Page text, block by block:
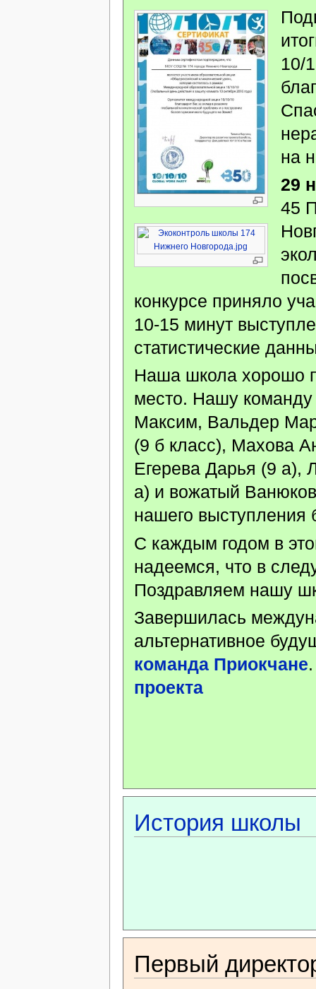
10/
на
29
45
конкурсе приняло
10-15 минут
статистические
Наша школа хорошо
место. Нашу
Максим, Вальдер
(9 б класс), Махова
Егерева Дарья (9 а),
а) и вожатый
нашего выступления
С каждым годом в
надеемся, что в
Поздравляем нашу
Завершилась
альтернативное
команда Приокчане
проекта
История школы
Первый